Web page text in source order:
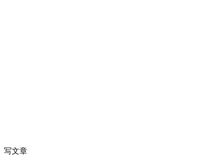
写文章